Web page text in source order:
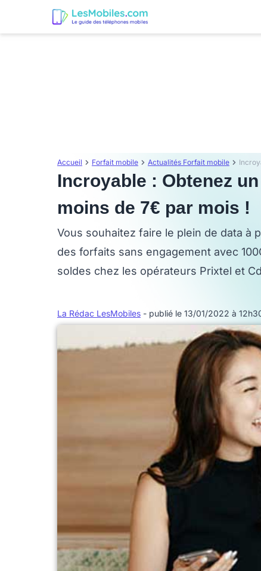
Accueil Forfait mobile Actualités Forfait mobile
Incroyable : Obtenez
moins de 7€ par mois !
Vous souhaitez faire le plein de data à
des forfaits sans engagement avec
soldes chez les opérateurs Prixtel et
La Rédac LesMobiles - publié le 13/01/2022 à